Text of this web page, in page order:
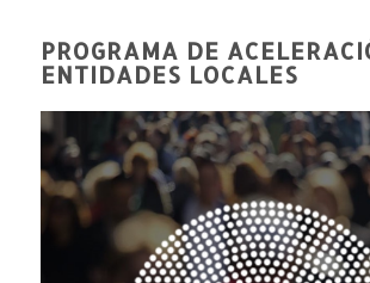
PROGRAMA DE
ENTIDADES LOCALES